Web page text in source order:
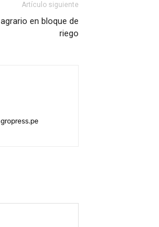
Artículo siguiente
en bloque de
riego